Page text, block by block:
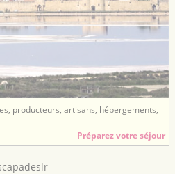
producteurs, artisans, hébergements,
Préparez votre séjour